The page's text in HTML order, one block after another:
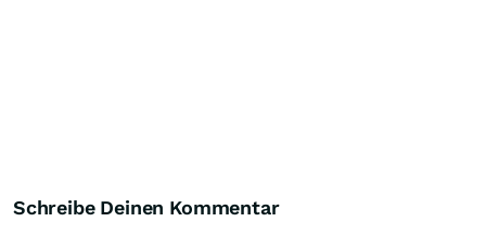
Schreibe Deinen Kommentar